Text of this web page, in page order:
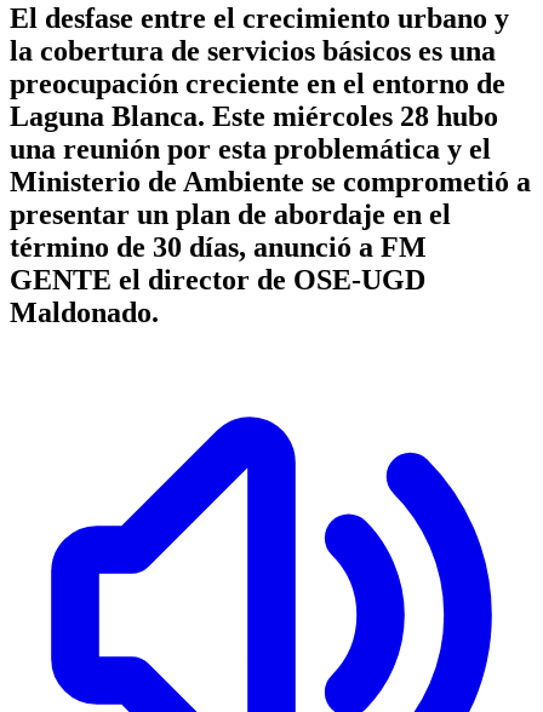
El desfase entre el crecimiento urbano y
la cobertura de servicios básicos es una
preocupación creciente en el entorno de
Laguna Blanca. Este miércoles 28 hubo
una reunión por esta problemática y el
Ministerio de Ambiente se comprometió a
presentar un plan de abordaje en el
término de 30 días, anunció a FM
GENTE el director de OSE-UGD
Maldonado.